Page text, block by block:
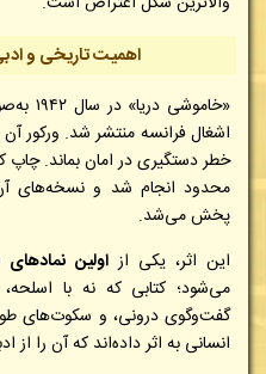
اهمیت تاریخی و
اشغال فرانسه منتشر شد. ورکور آن
خطر دستگیری در امان بماند. چاپ
محدود انجام شد و نسخه‌های
پخش می‌شد.
این اثر، یکی ازاولین
می‌شود؛ کتابی که نه با اسلحه،
گفت‌وگوی درونی، و سکوت‌های
انسانی به اثر داده‌اند که آن را